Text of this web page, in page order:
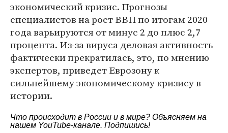
экономический кризис. Прогнозы
специалистов на рост ВВП по итогам 2020
года варьируются от минус 2 до плюс 2,7
процента. Из-за вируса деловая активность
фактически прекратилась, это, по мнению
экспертов, приведет Еврозону к
сильнейшему экономическому кризису в
истории.
Что происходит в России и в мире? Объясняем на
нашем YouTube-канале. Подпишись!